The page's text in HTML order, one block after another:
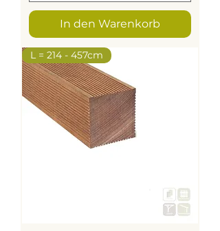
In den Warenkorb
L = 214 - 457cm